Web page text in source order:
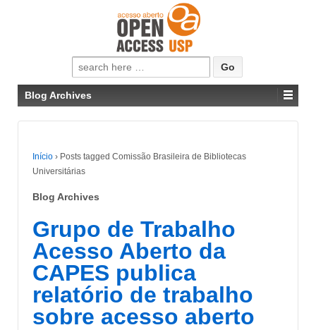
Pesquisar
por:
Blog Archives
Início › Posts tagged Comissão Brasileira de Bibliotecas
Universitárias
Blog Archives
Grupo de Trabalho
Acesso Aberto da
CAPES publica
relatório de trabalho
sobre acesso aberto